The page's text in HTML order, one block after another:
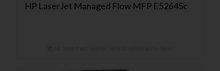
HP LaserJet Managed Flow MFP E52645c